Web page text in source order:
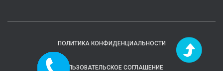
ПОЛИТИКА КОНФИДЕНЦИАЛЬНОСТИ
ПОЛЬЗОВАТЕЛЬСКОЕ СОГЛАШЕНИЕ
Заказать